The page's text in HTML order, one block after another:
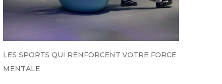
LES SPORTS QUI RENFORCENT VOTRE FORCE
MENTALE